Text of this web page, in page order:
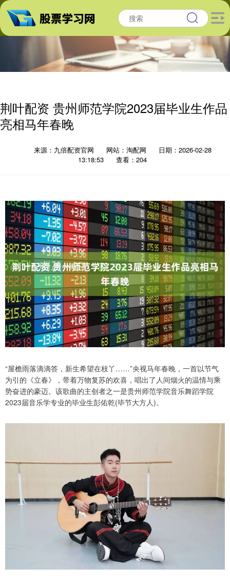
荆叶配资 贵州师范学院2023届毕业生作品
亮相马年春晚
来源：九倍配资官网 网站：淘配网
日期：2026-02-28
13:18:53
查看：204
“屋檐雨落滴滴答，新生希望在枝丫……”央视马年春晚，一首以节气
为引的《立春》，带着万物复苏的欢喜，唱出了人间烟火的温情与乘
势奋进的豪迈。该歌曲的主创者之一是贵州师范学院音乐舞蹈学院
2023届音乐学专业的毕业生彭佑乾(毕节大方人)。